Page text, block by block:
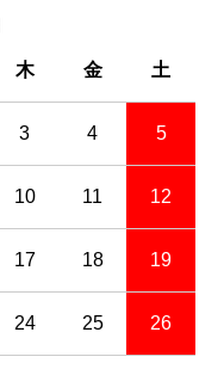
木 金 土
3 4 5
10 11 12
17 18 19
24 25 26